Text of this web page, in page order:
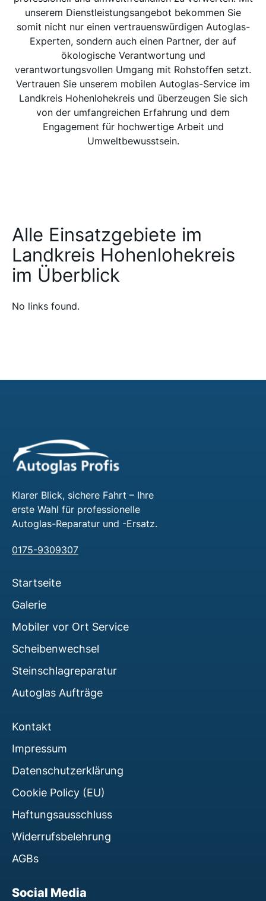
unserem Dienstleistungsangebot bekommen Sie
somit nicht nur einen vertrauenswürdigen Autoglas-
Experten, sondern auch einen Partner, der auf
ökologische Verantwortung und
verantwortungsvollen Umgang mit Rohstoffen setzt.
Vertrauen Sie unserem mobilen Autoglas-Service im
Landkreis Hohenlohekreis und überzeugen Sie sich
von der umfangreichen Erfahrung und dem
Engagement für hochwertige Arbeit und
Umweltbewusstsein.
Alle Einsatzgebiete im
Landkreis Hohenlohekreis
im Überblick
No links found.
Klarer Blick, sichere Fahrt – Ihre
erste Wahl für professionelle
Autoglas-Reparatur und -Ersatz.
0175-9309307
Startseite
Galerie
Mobiler vor Ort Service
Scheibenwechsel
Steinschlagreparatur
Autoglas Aufträge
Kontakt
Impressum
Datenschutzerklärung
Cookie Policy (EU)
Haftungsausschluss
Widerrufsbelehrung
AGBs
Social Media